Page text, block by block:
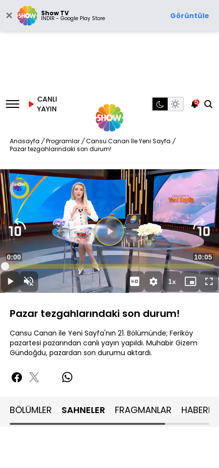
Show TV
İNDİR - Google Play Store Görüntüle
CANLI
YAYIN
5
Anasayfa / Programlar / Cansu Canan İle Yeni Sayfa /
Pazar tezgahlarındaki son durum!
Video
Oynatıcısı
yükleniyor.
Videoyu
Oynat
OynatSesi
Aç
Süre
0:00 Toplam
Süre
10:05
Yüklendi:
0.98%
1xOynatma
Hızı
Mini
oynatıcı
Pazar tezgahlarındaki son durum!
Cansu Canan ile Yeni Sayfa'nın 21. Bölümünde; Feriköy
pazartesi pazarından canlı yayın yapıldı. Muhabir Gizem
Gündoğdu, pazardan son durumu aktardı.
BÖLÜMLER SAHNELER FRAGMANLAR